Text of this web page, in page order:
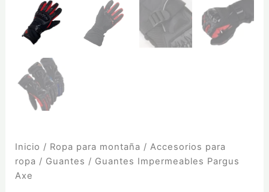
Inicio / Ropa para montaña / Accesorios para
ropa / Guantes / Guantes Impermeables Pargus
Axe